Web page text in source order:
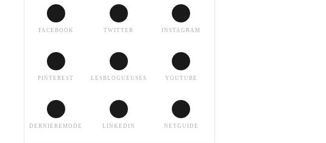
FACEBOOK TWITTER INSTAGRAM
PINTEREST LESBLOGUEUSES YOUTUBE
DERNIEREMODE LINKEDIN NETGUIDE